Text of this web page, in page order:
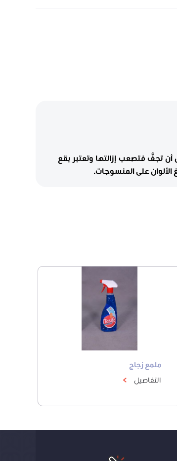
تجفَّ فتصعب إزالتها وتعتبر بقع
الألوان على المنسوجات.
ملمع زجاج
التفاصيل